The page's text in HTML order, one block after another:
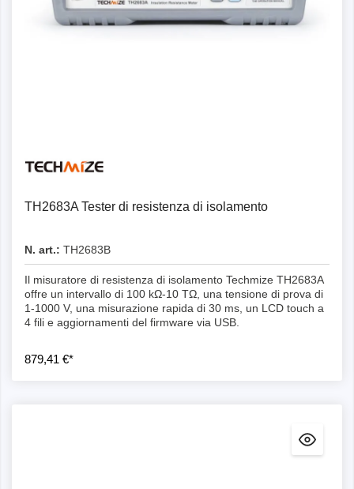
TH2683A Tester di resistenza di isolamento
N. art.: TH2683B
Il misuratore di resistenza di isolamento Techmize TH2683A
offre un intervallo di 100 kΩ-10 TΩ, una tensione di prova di
1-1000 V, una misurazione rapida di 30 ms, un LCD touch a
4 fili e aggiornamenti del firmware via USB.
879,41 €*